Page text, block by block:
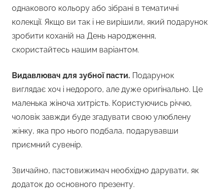
однакового кольору або зібрані в тематичні
колекції. Якщо ви так і не вирішили, який подарунок
зробити коханій на День народження,
скористайтесь нашим варіантом.
Видавлювач для зубної пасти. Подарунок
виглядає хоч і недорого, але дуже оригінально. Це
маленька жіноча хитрість. Користуючись річчю,
чоловік завжди буде згадувати свою улюблену
жінку, яка про нього подбала, подарувавши
приємний сувенір.
Звичайно, пастовижимач необхідно дарувати, як
додаток до основного презенту.